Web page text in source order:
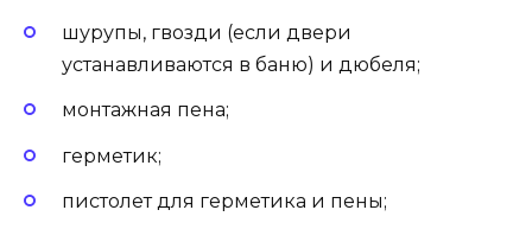
шурупы, гвозди (если двери
устанавливаются в баню) и дюбеля;
монтажная пена;
герметик;
пистолет для герметика и пены;